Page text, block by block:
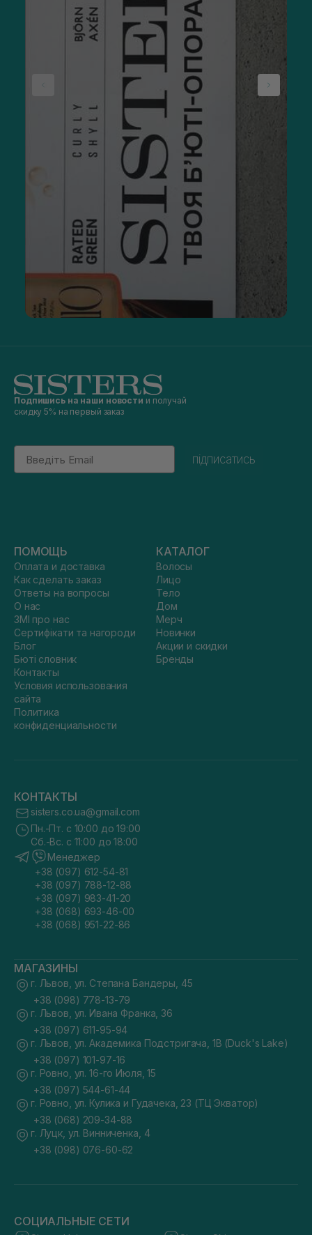
Подпишись на наши новости и получай
скидку 5% на первый заказ
Email
підписатись
ПОМОЩЬ
Оплата и доставка
Как сделать заказ
Ответы на вопросы
О нас
ЗМІ про нас
Сертифікати та нагороди
Блог
Бюті словник
Контакты
Условия использования
сайта
Политика
конфиденциальности
КАТАЛОГ
Волосы
Лицо
Тело
Дом
Мерч
Новинки
Акции и скидки
Бренды
КОНТАКТЫ
sisters.co.ua@gmail.com
Пн.-Пт. с 10:00 до 19:00
Сб.-Вс. с 11:00 до 18:00
Менеджер
+38 (097) 612-54-81
+38 (097) 788-12-88
+38 (097) 983-41-20
+38 (068) 693-46-00
+38 (068) 951-22-86
МАГАЗИНЫ
г. Львов, ул. Степана Бандеры, 45
+38 (098) 778-13-79
г. Львов, ул. Ивана Франка, 36
+38 (097) 611-95-94
г. Львов, ул. Академика Подстригача, 1В (Duck's Lake)
+38 (097) 101-97-16
г. Ровно, ул. 16-го Июля, 15
+38 (097) 544-61-44
г. Ровно, ул. Кулика и Гудачека, 23 (ТЦ Экватор)
+38 (068) 209-34-88
г. Луцк, ул. Винниченка, 4
+38 (098) 076-60-62
СОЦИАЛЬНЫЕ СЕТИ